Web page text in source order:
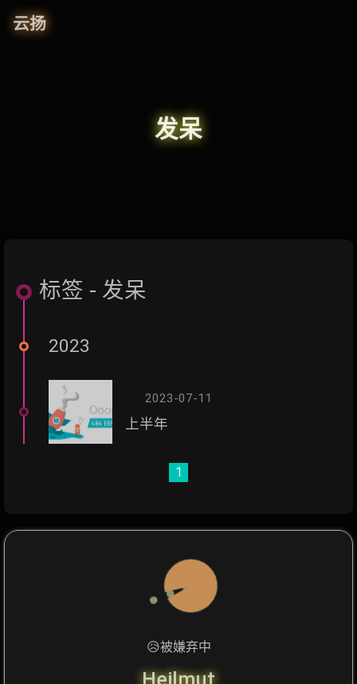
云扬
发呆
标签 - 发呆
2023
2023-07-11
上半年
1
😥被嫌弃中